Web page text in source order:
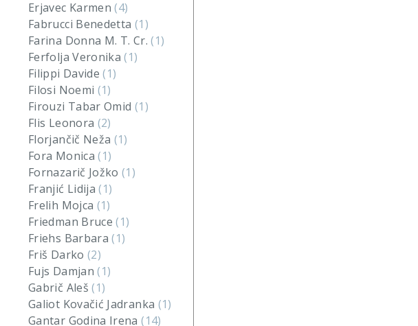
Erjavec Karmen(4)
Fabrucci Benedetta (1)
Farina Donna M. T. Cr.(1)
Ferfolja Veronika(1)
Filippi Davide(1)
Filosi Noemi (1)
Firouzi Tabar Omid (1)
Flis Leonora (2)
Florjančič Neža (1)
Fora Monica(1)
Fornazarič Jožko(1)
Franjić Lidija(1)
Frelih Mojca (1)
Friedman Bruce(1)
Friehs Barbara(1)
Friš Darko (2)
Fujs Damjan(1)
Gabrič Aleš(1)
Galiot Kovačić Jadranka (1)
Gantar Godina Irena(14)